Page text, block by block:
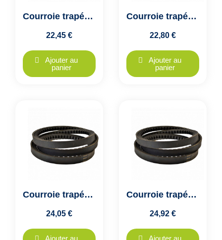
Courroie trapézoïdale crantée XPB 1320 - 16x14mm - VECO GTX - Colmant Cuvelier
22,45 €
Ajouter au
panier
Courroie trapézoïdale crantée XPB 1340 - 16x14mm - VECO GTX - Colmant Cuvelier
22,80 €
Ajouter au
panier
Courroie trapézoïdale crantée XPB 1400 - 16x14mm - VECO GTX - Colmant Cuvelier
24,05 €
Ajouter au
Courroie trapézoïdale crantée XPB 1450 - 16x14mm - VECO GTX - Colmant Cuvelier
24,92 €
Ajouter au